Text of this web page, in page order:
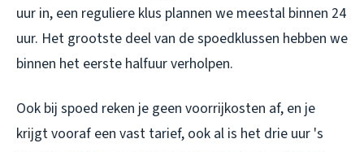
uur in, een reguliere klus plannen we meestal binnen 24
uur. Het grootste deel van de spoedklussen hebben we
binnen het eerste halfuur verholpen.
Ook bij spoed reken je geen voorrijkosten af, en je
krijgt vooraf een vast tarief, ook al is het drie uur 's